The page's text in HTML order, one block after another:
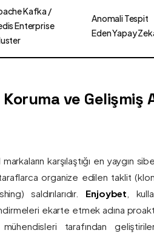
Kafka /
Enterprise
Anomali Tespit
Eden Yapay
ve Gelişmiş
karşılaştığı en yaygın
organize edilen taklit
saldırılarıdır. Enjoybet ,
ekarte etmek adına
tarafından